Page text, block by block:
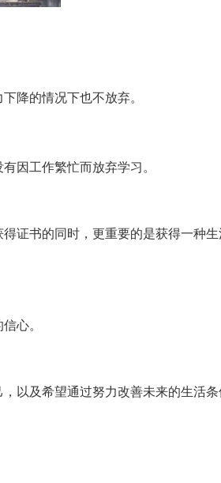
降的情况下也不放弃。
因工作繁忙而放弃学习。
证书的同时，更重要的是获得一种
心。
以及希望通过努力改善未来的生活条